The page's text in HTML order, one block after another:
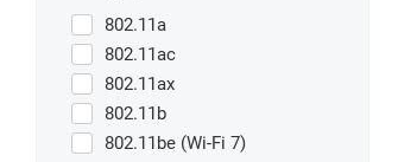
802.11a
802.11ac
802.11ax
802.11b
802.11be (Wi-Fi 7)